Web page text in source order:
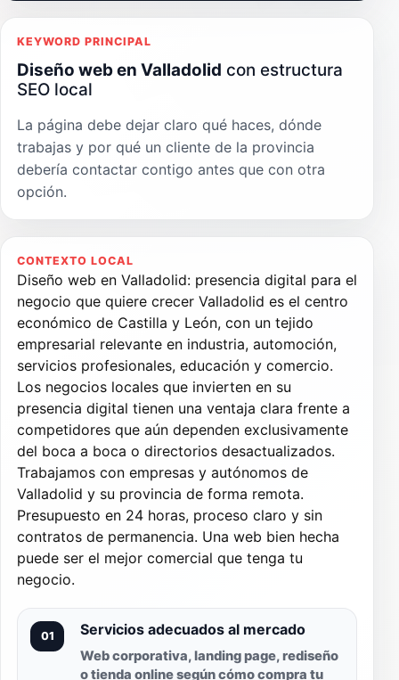
KEYWORD PRINCIPAL
Diseño web en Valladolid con estructura
SEO local
La página debe dejar claro qué haces, dónde
trabajas y por qué un cliente de la provincia
debería contactar contigo antes que con otra
opción.
CONTEXTO LOCAL
Diseño web en Valladolid: presencia digital para el
negocio que quiere crecer Valladolid es el centro
económico de Castilla y León, con un tejido
empresarial relevante en industria, automoción,
servicios profesionales, educación y comercio.
Los negocios locales que invierten en su
presencia digital tienen una ventaja clara frente a
competidores que aún dependen exclusivamente
del boca a boca o directorios desactualizados.
Trabajamos con empresas y autónomos de
Valladolid y su provincia de forma remota.
Presupuesto en 24 horas, proceso claro y sin
contratos de permanencia. Una web bien hecha
puede ser el mejor comercial que tenga tu
negocio.
01 Servicios adecuados al mercado
Web corporativa, landing page, rediseño
o tienda online según cómo compra tu